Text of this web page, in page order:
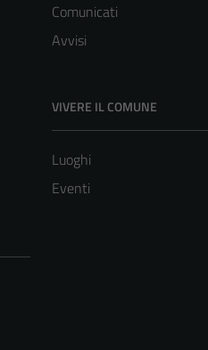
Comunicati
Avvisi
VIVERE IL COMUNE
Luoghi
Eventi